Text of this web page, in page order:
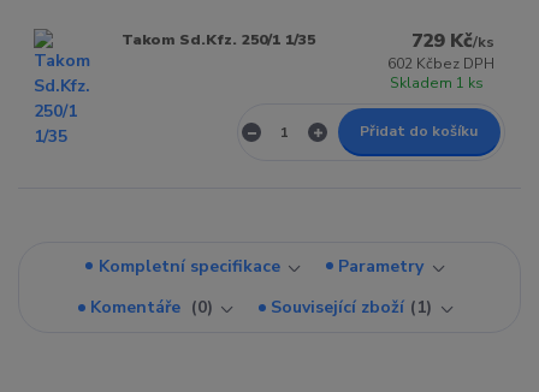
Takom Sd.Kfz. 250/1 1/35 729 Kč/ks
602 Kčbez DPH
Skladem 1 ks
Přidat do košíku
Kompletní specifikace
Parametry
Komentáře
0 Související zboží 1